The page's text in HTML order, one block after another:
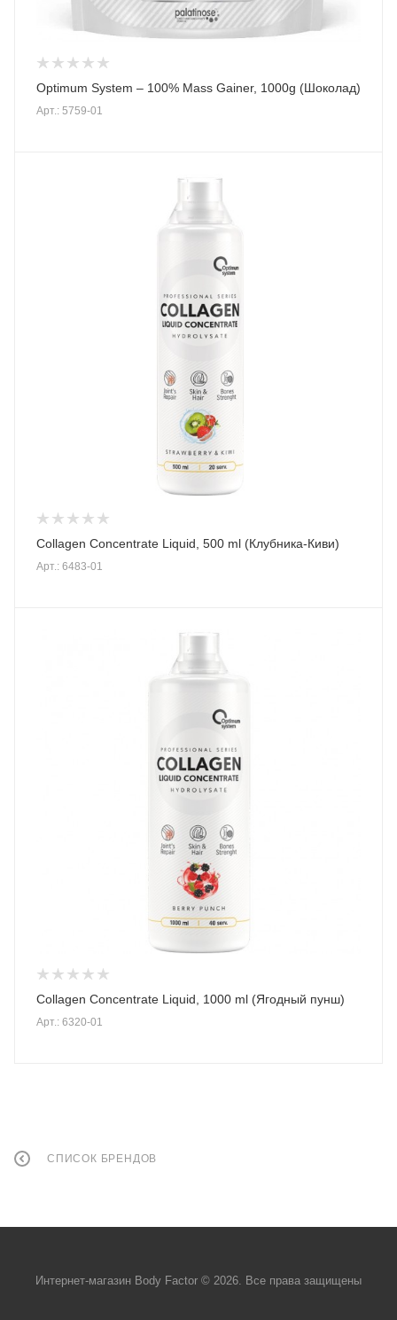
Optimum System – 100% Mass Gainer, 1000g (Шоколад)
Арт.: 5759-01
Collagen Concentrate Liquid, 500 ml (Клубника-Киви)
Арт.: 6483-01
Collagen Concentrate Liquid, 1000 ml (Ягодный пунш)
Арт.: 6320-01
СПИСОК БРЕНДОВ
Интернет-магазин Body Factor © 2026. Все права защищены